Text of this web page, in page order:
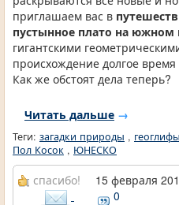
приглашаем вас в
пустынное плато на южном
гигантскими
происхождение долгое
Как же обстоят дела теперь?
Читать дальше →
Теги: загадки природы , геоглифы
Пол Косок , ЮНЕСКО
спасибо! 15 февраля
0